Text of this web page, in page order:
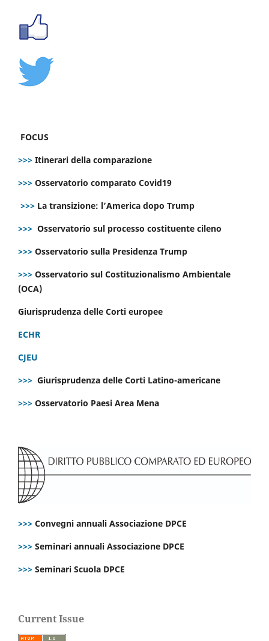
FOCUS
>>> Itinerari della comparazione
>>> Osservatorio comparato Covid19
>>> La transizione: l’America dopo Trump
>>> Osservatorio sul processo costituente cileno
>>> Osservatorio sulla Presidenza Trump
>>> Osservatorio sul Costituzionalismo Ambientale
(OCA)
Giurisprudenza delle Corti europee
ECHR
CJEU
>>> Giurisprudenza delle Corti Latino-americane
>>> Osservatorio Paesi Area Mena
>>> Convegni annuali Associazione DPCE
>>> Seminari annuali Associazione DPCE
>>> Seminari Scuola DPCE
Current Issue